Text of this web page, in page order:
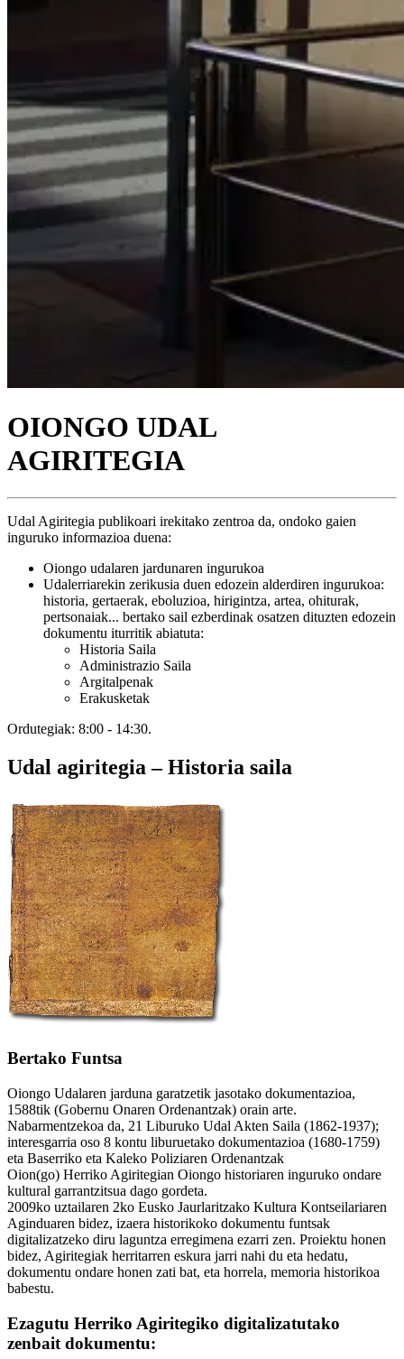
OIONGO UDAL
AGIRITEGIA
Udal Agiritegia publikoari irekitako zentroa da, ondoko gaien
inguruko informazioa duena:
Oiongo udalaren jardunaren ingurukoa
Udalerriarekin zerikusia duen edozein alderdiren ingurukoa:
historia, gertaerak, eboluzioa, hirigintza, artea, ohiturak,
pertsonaiak... bertako sail ezberdinak osatzen dituzten edozein
dokumentu iturritik abiatuta:
Historia Saila
Administrazio Saila
Argitalpenak
Erakusketak
Ordutegiak: 8:00 - 14:30.
Udal agiritegia – Historia saila
Bertako Funtsa
Oiongo Udalaren jarduna garatzetik jasotako dokumentazioa,
1588tik (Gobernu Onaren Ordenantzak) orain arte.
Nabarmentzekoa da, 21 Liburuko Udal Akten Saila (1862-1937);
interesgarria oso 8 kontu liburuetako dokumentazioa (1680-1759)
eta Baserriko eta Kaleko Poliziaren Ordenantzak
Oion(go) Herriko Agiritegian Oiongo historiaren inguruko ondare
kultural garrantzitsua dago gordeta.
2009ko uztailaren 2ko Eusko Jaurlaritzako Kultura Kontseilariaren
Aginduaren bidez, izaera historikoko dokumentu funtsak
digitalizatzeko diru laguntza erregimena ezarri zen. Proiektu honen
bidez, Agiritegiak herritarren eskura jarri nahi du eta hedatu,
dokumentu ondare honen zati bat, eta horrela, memoria historikoa
babestu.
Ezagutu Herriko Agiritegiko digitalizatutako
zenbait dokumentu: